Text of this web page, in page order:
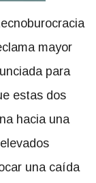
mayor
para
estas dos
hacia una
una caída